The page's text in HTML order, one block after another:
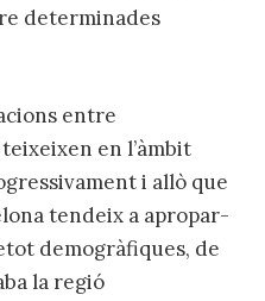
determinades
entre
en l’àmbit
i allò que
tendeix a apropar-
demogràfiques, de
la regió